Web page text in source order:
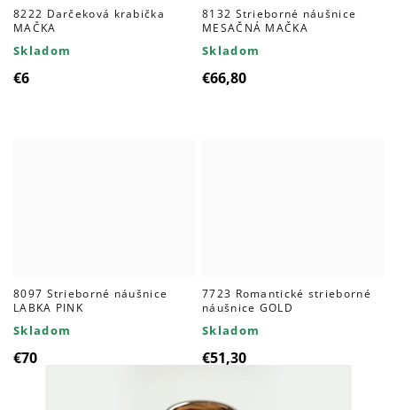
8222 Darčeková krabička
MAČKA
Skladom
€6
8132 Strieborné náušnice
MESAČNÁ MAČKA
Skladom
€66,80
8097 Strieborné náušnice
LABKA PINK
Skladom
€70
7723 Romantické strieborné
náušnice GOLD
Skladom
€51,30